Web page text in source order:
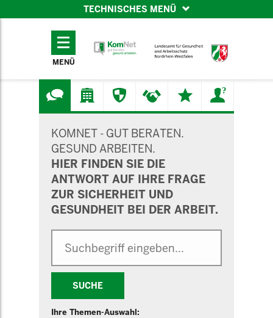
TECHNISCHES MENÜ
TECHNISCHES
MENÜ
KOMNET - GUT BERATEN.
GESUND ARBEITEN.
HIER FINDEN SIE DIE
ANTWORT AUF IHRE FRAGE
ZUR SICHERHEIT UND
GESUNDHEIT BEI DER ARBEIT.
SUCHE
Ihre Themen-Auswahl: